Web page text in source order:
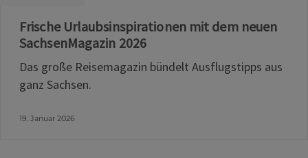
Frische Urlaubsinspirationen mit dem neuen
SachsenMagazin 2026
Das große Reisemagazin bündelt Ausflugstipps aus
ganz Sachsen.
19. Januar 2026